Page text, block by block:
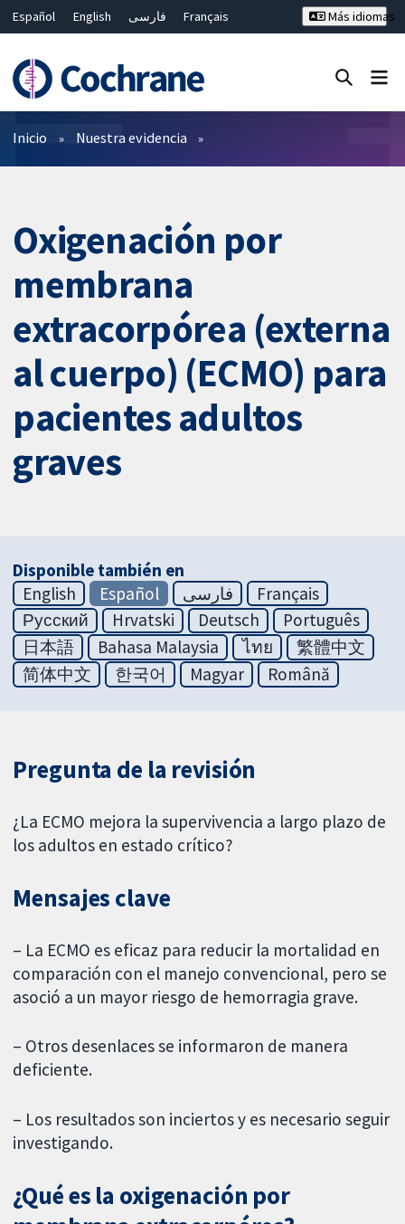
Español English فارسی
Français
Bahasa Malaysia
ไทย 繁體中文
Más idiomas
Filtros
Inicio Nuestra evidencia
Oxigenación por
membrana
extracorpórea (externa
al cuerpo) (ECMO) para
pacientes adultos
graves
Disponible también en
English
Español فارسی
Français
Русский
Hrvatski Deutsch
Português
日本語
Bahasa Malaysia ไทย
繁體中文
简体中文
한국어 Magyar Română
Pregunta de la revisión
¿La ECMO mejora la supervivencia a largo plazo de
los adultos en estado crítico?
Mensajes clave
– La ECMO es eficaz para reducir la mortalidad en
comparación con el manejo convencional, pero se
asoció a un mayor riesgo de hemorragia grave.
– Otros desenlaces se informaron de manera
deficiente.
– Los resultados son inciertos y es necesario seguir
investigando.
¿Qué es la oxigenación por